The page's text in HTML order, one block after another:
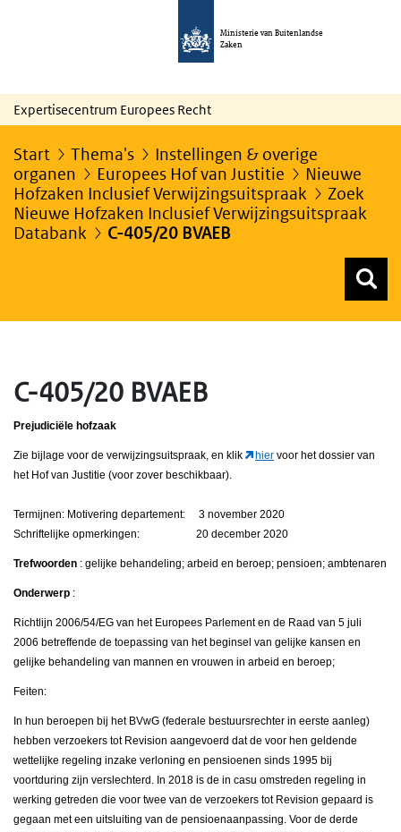
Ministerie van Buitenlandse
Zaken
Expertisecentrum Europees Recht
Start Thema's
Instellingen & overige
organen
Europees Hof van Justitie
Nieuwe
Hofzaken Inclusief Verwijzingsuitspraak
Zoek
Nieuwe Hofzaken Inclusief Verwijzingsuitspraak
Databank
C-405/20 BVAEB
C-405/20 BVAEB
Prejudiciële hofzaak
Zie bijlage voor de verwijzingsuitspraak, en klik hier voor het dossier van
het Hof van Justitie (voor zover beschikbaar).
Termijnen: Motivering departement: 3 november 2020
Schriftelijke opmerkingen: 20 december 2020
Trefwoorden : gelijke behandeling; arbeid en beroep; pensioen; ambtenaren
Onderwerp :
Richtlijn 2006/54/EG van het Europees Parlement en de Raad van 5 juli
2006 betreffende de toepassing van het beginsel van gelijke kansen en
gelijke behandeling van mannen en vrouwen in arbeid en beroep;
Feiten:
In hun beroepen bij het BVwG (federale bestuursrechter in eerste aanleg)
hebben verzoekers tot Revision aangevoerd dat de voor hen geldende
wettelijke regeling inzake verloning en pensioenen sinds 1995 bij
voortduring zijn verslechterd. In 2018 is de in casu omstreden regeling in
werking getreden die voor twee van de verzoekers tot Revision gepaard is
gegaan met een uitsluiting van de pensioenaanpassing. Voor de derde